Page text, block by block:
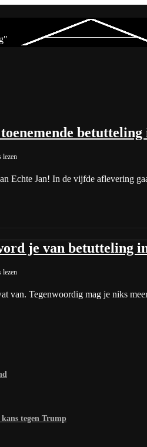
lezen
Echte Jan! In de vijfde aflevering
je van betutteling
lezen
van. Tegenwoordig mag je niks
tegen Trump